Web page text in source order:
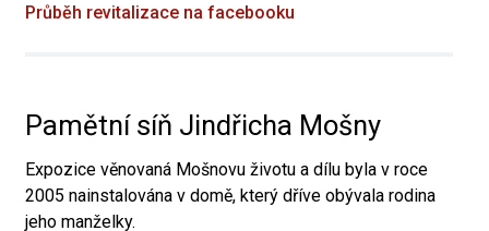
Průběh revitalizace na facebooku
Pamětní síň Jindřicha Mošny
Expozice věnovaná Mošnovu životu a dílu byla v roce
2005 nainstalována v domě, který dříve obývala rodina
jeho manželky.